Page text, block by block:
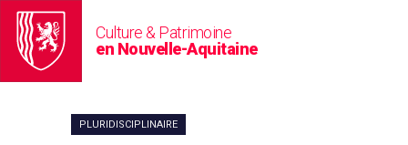
Culture & Patrimoine
en Nouvelle-Aquitaine
PLURIDISCIPLINAIRE